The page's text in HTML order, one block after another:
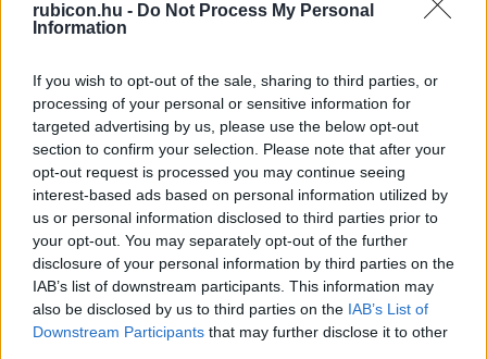
rubicon.hu - Do Not Process My Personal
Information
If you wish to opt-out of the sale, sharing to third parties, or
processing of your personal or sensitive information for
targeted advertising by us, please use the below opt-out
section to confirm your selection. Please note that after your
opt-out request is processed you may continue seeing
interest-based ads based on personal information utilized by
us or personal information disclosed to third parties prior to
your opt-out. You may separately opt-out of the further
disclosure of your personal information by third parties on the
IAB’s list of downstream participants. This information may
also be disclosed by us to third parties on the IAB’s List of
Downstream Participants that may further disclose it to other
minden történelmi tartalmunkhoz:
A legújabb Rubicon-lapszámok
Több mint 370 korábbi lapszámunk
tartalma
Rubicon Online rovatok cikkei
Hirdetésmentes olvasó felület
Kedvenc cikkek elmentése, könyvjelzők